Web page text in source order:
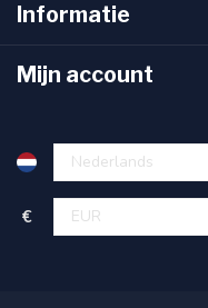
Informatie
Mijn account
€